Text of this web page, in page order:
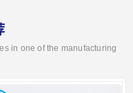
in one of the manufacturing